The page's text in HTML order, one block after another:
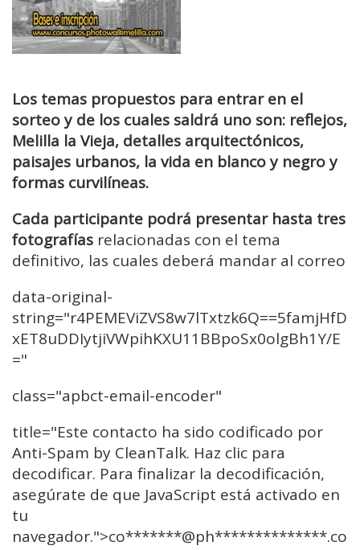
Los temas propuestos para entrar en el
sorteo y de los cuales saldrá uno son: reflejos,
Melilla la Vieja, detalles arquitectónicos,
paisajes urbanos, la vida en blanco y negro y
formas curvilíneas.
Cada participante podrá presentar hasta tres
fotografías relacionadas con el tema
definitivo, las cuales deberá mandar al correo
data-original-
string="r4PEMEViZVS8w7lTxtzk6Q==5famjHfD
xET8uDDIytjiVWpihKXU11BBpoSx0olgBh1Y/E
="
class="apbct-email-encoder"
title="Este contacto ha sido codificado por
Anti-Spam by CleanTalk. Haz clic para
decodificar. Para finalizar la decodificación,
asegúrate de que JavaScript está activado en
tu
navegador.">co*******@ph**************.co